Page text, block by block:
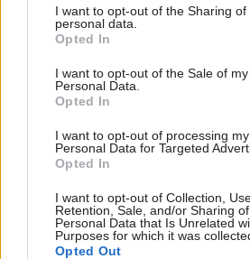
not limited to your visit or usage
grant or deny consent to Google and
use your data for below specified
consent section.
I want to opt-out of the Sharing of
personal data.
Opted In
I want to opt-out of the Sale of my
Personal Data.
Opted In
I want to opt-out of processing my
Personal Data for Targeted
Opted In
I want to opt-out of Collection,
Retention, Sale, and/or Sharing
Personal Data that Is Unrelated
Purposes for which it was
Opted Out
sa, aby bol dizajn aj moderný,
zaujímavé spojenie starého s novým.“